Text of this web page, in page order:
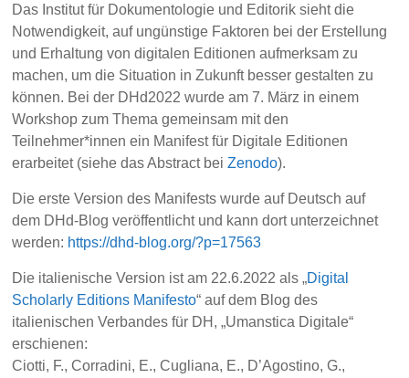
Das Institut für Dokumentologie und Editorik sieht die
Notwendigkeit, auf ungünstige Faktoren bei der Erstellung
und Erhaltung von digitalen Editionen aufmerksam zu
machen, um die Situation in Zukunft besser gestalten zu
können. Bei der DHd2022 wurde am 7. März in einem
Workshop zum Thema gemeinsam mit den
Teilnehmer*innen ein Manifest für Digitale Editionen
erarbeitet (siehe das Abstract beiZenodo).
Die erste Version des Manifests wurde auf Deutsch auf
dem DHd-Blog veröffentlicht und kann dort unterzeichnet
werden: https://dhd-blog.org/?p=17563
Die italienische Version ist am 22.6.2022 als „Digital
Scholarly Editions Manifesto“ auf dem Blog des
italienischen Verbandes für DH, „Umanstica Digitale“
erschienen:
Ciotti, F., Corradini, E., Cugliana, E., D’Agostino, G.,